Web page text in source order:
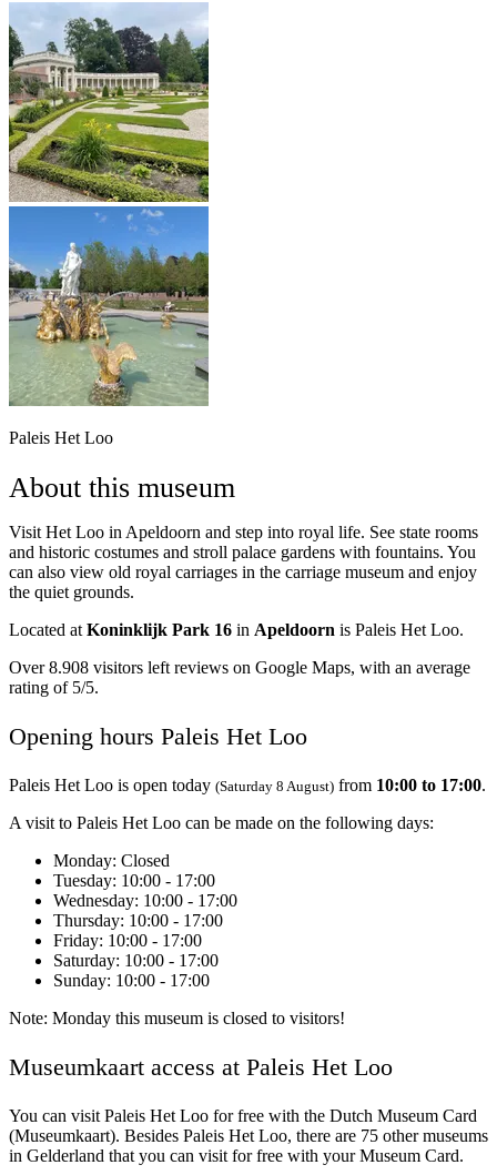
Paleis Het Loo
About this museum
Visit Het Loo in Apeldoorn and step into royal life. See state rooms
and historic costumes and stroll palace gardens with fountains. You
can also view old royal carriages in the carriage museum and enjoy
the quiet grounds.
Located at Koninklijk Park 16 in Apeldoorn is Paleis Het Loo.
Over 8.908 visitors left reviews on Google Maps, with an average
rating of 5/5.
Opening hours Paleis Het Loo
Paleis Het Loo is open today (Saturday 8 August) from 10:00 to 17:00.
A visit to Paleis Het Loo can be made on the following days:
Monday: Closed
Tuesday: 10:00 - 17:00
Wednesday: 10:00 - 17:00
Thursday: 10:00 - 17:00
Friday: 10:00 - 17:00
Saturday: 10:00 - 17:00
Sunday: 10:00 - 17:00
Note: Monday this museum is closed to visitors!
Museumkaart access at Paleis Het Loo
You can visit Paleis Het Loo for free with the Dutch Museum Card
(Museumkaart). Besides Paleis Het Loo, there are 75 other museums
in Gelderland that you can visit for free with your Museum Card.